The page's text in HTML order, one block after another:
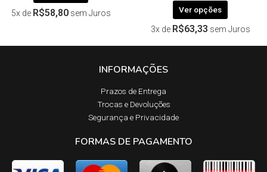
5x de R$58,80 sem Juros Ver opções
3x de R$63,33 sem Juros
INFORMAÇÕES
Prazos de Entrega​
Trocas e Devoluções​
Segurança e Privacidade
FORMAS DE PAGAMENTO